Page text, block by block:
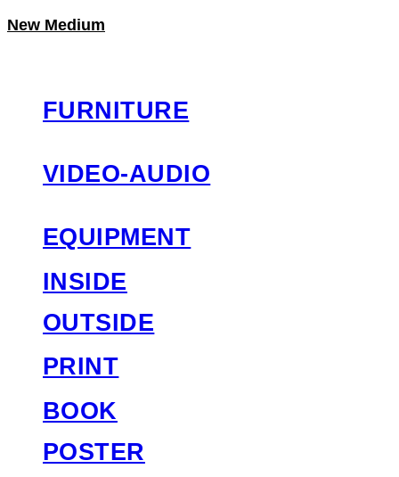
New Medium
FURNITURE
VIDEO-AUDIO
EQUIPMENT
INSIDE
OUTSIDE
PRINT
BOOK
POSTER